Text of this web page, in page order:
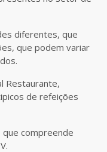
diferentes, que
que podem variar
Restaurante,
de refeições
compreende